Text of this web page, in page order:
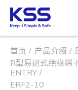
首页 产品介绍
R型易进式绝缘端
ENTRY
ERF2-10